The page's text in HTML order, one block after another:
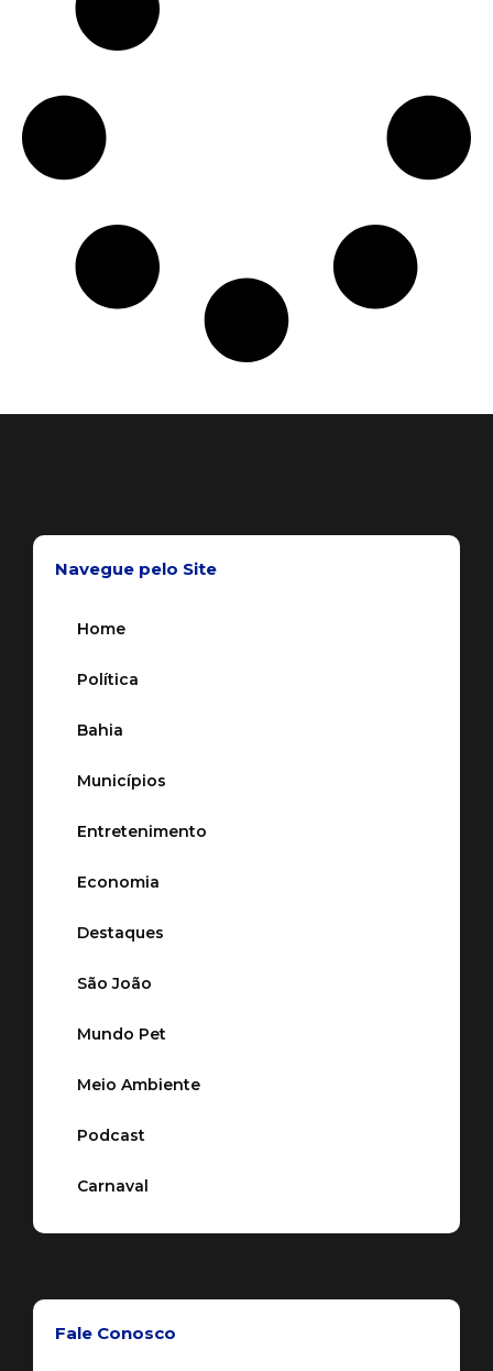
Navegue pelo Site
Home
Política
Bahia
Municípios
Entretenimento
Economia
Destaques
São João
Mundo Pet
Meio Ambiente
Podcast
Carnaval
Fale Conosco